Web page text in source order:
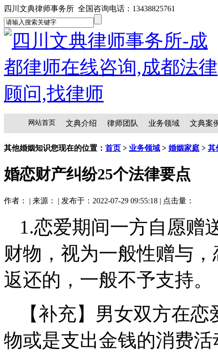
四川文典律师事务所 全国咨询电话：13438825761
网站首页 文典介绍 律师团队 业务领域 文典案
其他婚姻知识您现在的位置： 首页 > 业务领域 > 婚姻家庭 > 其
婚恋财产纠纷25个法律要点
作者： | 来源： | 发布于：2022-07-29 09:55:18 | 点击量：
1.恋爱期间一方自愿赠
财物， 视为一般性赠与
返还的，一般不予支持。
【补充】男女双方在
物或是支出金钱的消费